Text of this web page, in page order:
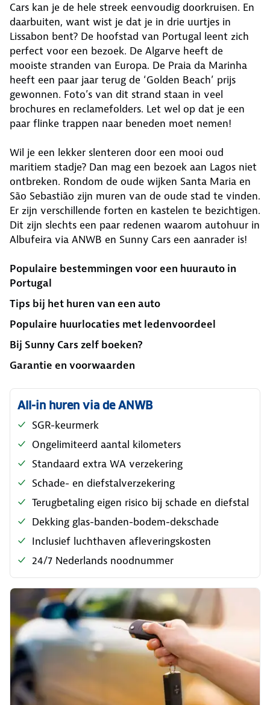
Cars kan je de hele streek eenvoudig doorkruisen. En
daarbuiten, want wist je dat je in drie uurtjes in
Lissabon bent? De hoofstad van Portugal leent zich
perfect voor een bezoek. De Algarve heeft de
mooiste stranden van Europa. De Praia da Marinha
heeft een paar jaar terug de ‘Golden Beach’ prijs
gewonnen. Foto’s van dit strand staan in veel
brochures en reclamefolders. Let wel op dat je een
paar flinke trappen naar beneden moet nemen!
Wil je een lekker slenteren door een mooi oud
maritiem stadje? Dan mag een bezoek aan Lagos niet
ontbreken. Rondom de oude wijken Santa Maria en
São Sebastião zijn muren van de oude stad te vinden.
Er zijn verschillende forten en kastelen te bezichtigen.
Dit zijn slechts een paar redenen waarom autohuur in
Albufeira via ANWB en Sunny Cars een aanrader is!
Populaire bestemmingen voor een huurauto in
Portugal
Tips bij het huren van een auto
Populaire huurlocaties met ledenvoordeel
Bij Sunny Cars zelf boeken?
Garantie en voorwaarden
All-in huren via de ANWB
SGR-keurmerk
Ongelimiteerd aantal kilometers
Standaard extra WA verzekering
Schade- en diefstalverzekering
Terugbetaling eigen risico bij schade en diefstal
Dekking glas-banden-bodem-dekschade
Inclusief luchthaven afleveringskosten
24/7 Nederlands noodnummer